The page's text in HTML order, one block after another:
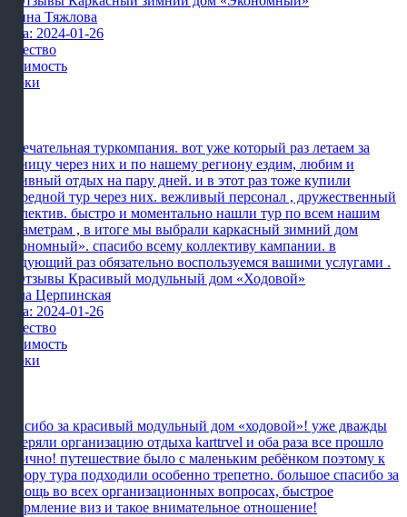
Ирина Тяжлова
Дата: 2024-01-26
Качество
Стоимость
Сроки
Замечательная туркомпания. вот уже который раз летаем за
границу через них и по нашему региону ездим, любим и
активный отдых на пару дней. и в этот раз тоже купили
очередной тур через них. вежливый персонал , дружественный
коллектив. быстро и моментально нашли тур по всем нашим
параметрам , в итоге мы выбрали каркасный зимний дом
«экономный». спасибо всему коллективу кампании. в
следующий раз обязательно воспользуемся вашими услугами .
Алла Церпинская
Дата: 2024-01-26
Качество
Стоимость
Сроки
Спасибо за красивый модульный дом «ходовой»! уже дважды
доверяли организацию отдыха karttrvel и оба раза все прошло
отлично! путешествие было с маленьким ребёнком поэтому к
выбору тура подходили особенно трепетно. большое спасибо за
помощь во всех организационных вопросах, быстрое
оформление виз и такое внимательное отношение!